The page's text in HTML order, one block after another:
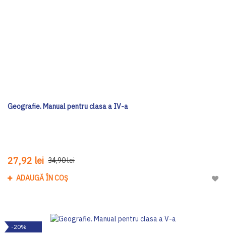
Geografie. Manual pentru clasa a IV-a
27,92 lei 34,90 lei
ADAUGĂ ÎN COȘ
-20%